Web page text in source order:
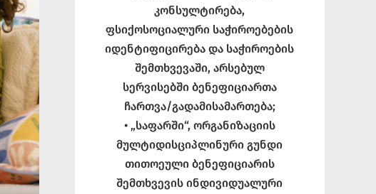
კონსულტირება,
ფსიქოსოციალური საჭიროებების
იდენტიფიცირება და საჭიროების
შემთხვევაში, არსებულ
სერვისებში ბენეფიციართა
ჩართვა/გადამისამართება;
• „საფარში“, ორგანიზაციის
მულტიდისციპლინური გუნდი
თითოეული ბენეფიციარის
შემთხვევის ინდივიდუალური